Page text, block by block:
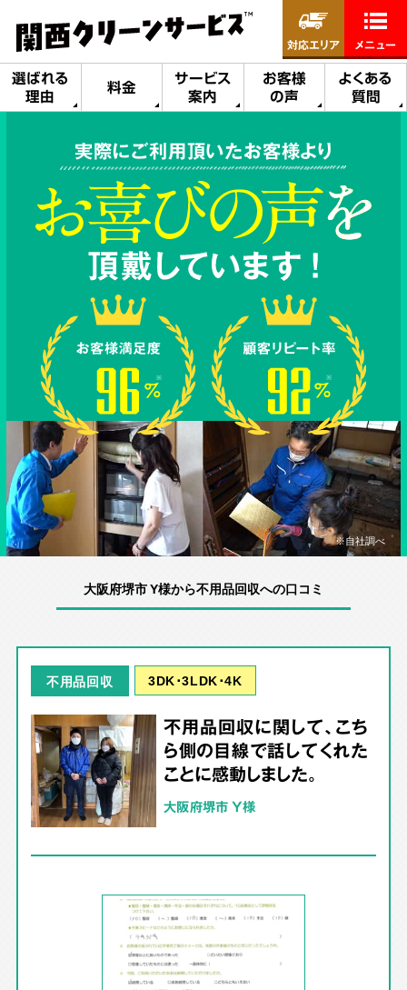
選ばれる
理由
料金
サービス
案内
お客様
の声
よくある
質問
対応エリア メニュー
実際にご利用頂いたお客様より
※自社調べ
大阪府堺市 Y様から不用品回収への口コミ
不用品回収 3DK･3LDK･4K
不用品回収に関して、こち
ら側の目線で話してくれた
ことに感動しました。
大阪府堺市 Y様